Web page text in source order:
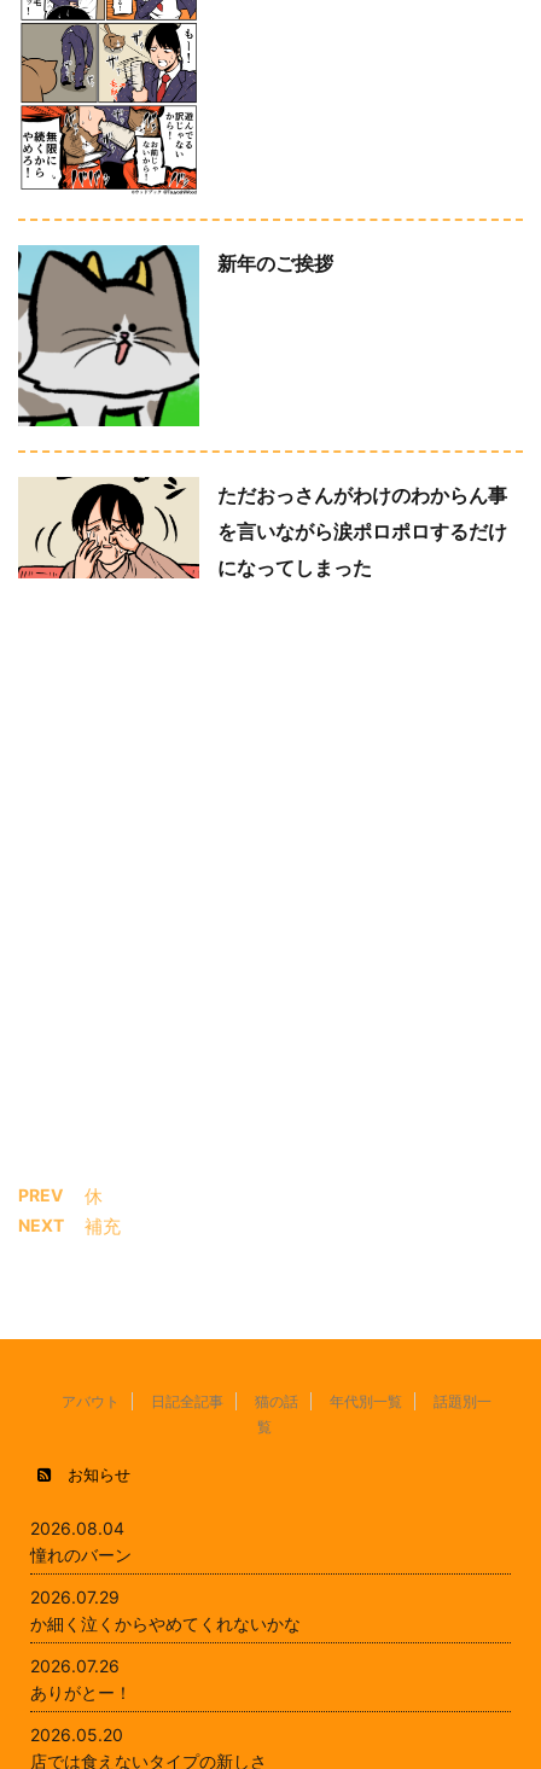
新年のご挨拶
ただおっさんがわけのわからん事
を言いながら涙ポロポロするだけ
になってしまった
PREV 休
NEXT 補充
アバウト 日記全記事 猫の話 年代別一覧
話題別一
覧
お知らせ
2026.08.04
憧れのバーン
2026.07.29
か細く泣くからやめてくれないかな
2026.07.26
ありがとー！
2026.05.20
店では食えないタイプの新しさ